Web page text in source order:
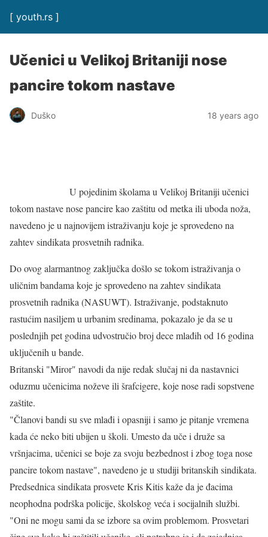
[ youth.rs ]
Učenici u Velikoj Britaniji nose
pancire tokom nastave
Duško 18 years ago
U pojedinim školama u Velikoj Britaniji učenici
tokom nastave nose pancire kao zaštitu od metka ili uboda noža,
navedeno je u najnovijem istraživanju koje je sprovedeno na
zahtev sindikata prosvetnih radnika.
Do ovog alarmantnog zaključka došlo se tokom istraživanja o
uličnim bandama koje je sprovedeno na zahtev sindikata
prosvetnih radnika (NASUWT). Istraživanje, podstaknuto
rastućim nasiljem u urbanim sredinama, pokazalo je da se u
poslednjih pet godina udvostručio broj dece mlađih od 16 godina
uključenih u bande.
Britanski "Miror" navodi da nije redak slučaj ni da nastavnici
oduzmu učenicima noževe ili šrafcigere, koje nose radi sopstvene
zaštite.
"Članovi bandi su sve mlađi i opasniji i samo je pitanje vremena
kada će neko biti ubijen u školi. Umesto da uče i druže sa
vršnjacima, učenici se boje za svoju bezbednost i zbog toga nose
pancire tokom nastave", navedeno je u studiji britanskih sindikata.
Predsednica sindikata prosvete Kris Kitis kaže da je đacima
neophodna podrška policije, školskog veća i socijalnih službi.
"Oni ne mogu sami da se izbore sa ovim problemom. Prosvetari